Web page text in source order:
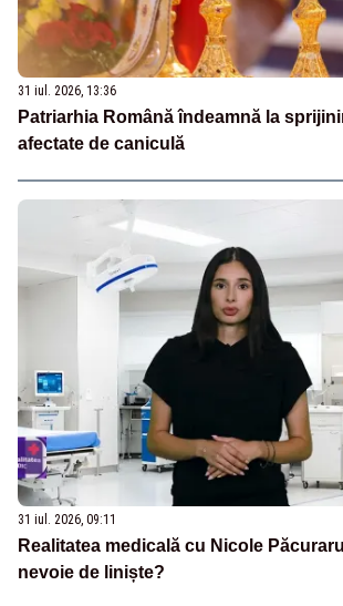
31 iul. 2026, 13:36
Patriarhia Română îndeamnă la
afectate de caniculă
31 iul. 2026, 09:11
Realitatea medicală cu Nicole
nevoie de liniște?